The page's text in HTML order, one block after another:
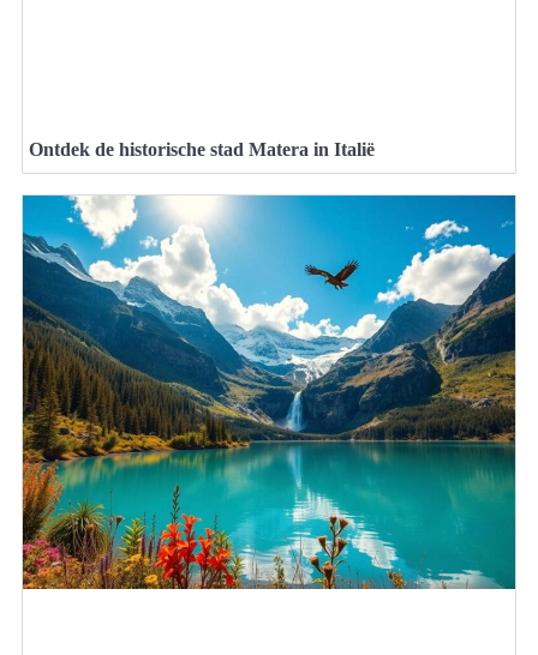
Ontdek de historische stad Matera in Italië